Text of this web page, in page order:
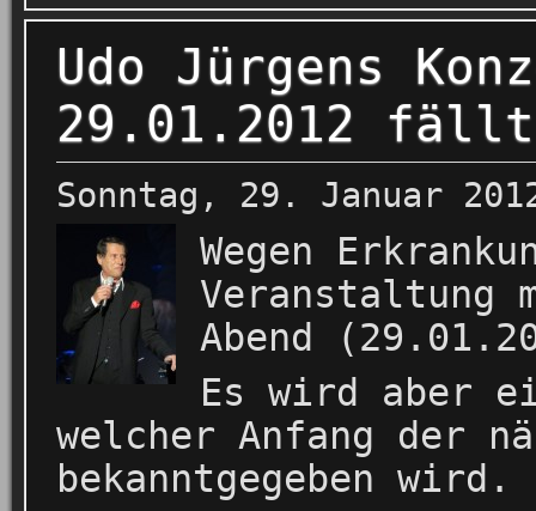
Udo Jürgens
29.01.2012
Sonntag, 29. Januar
Wegen
Veranstaltung
Abend
Es wird aber
welcher Anfang der
bekanntgegeben wird.